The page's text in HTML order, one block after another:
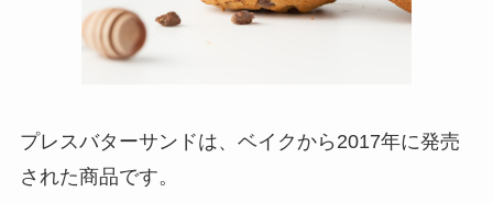
プレスバターサンドは、ベイクから2017年に発売
された商品です。